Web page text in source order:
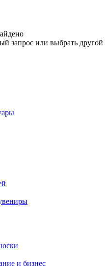
запрос или выбрать другой
и бизнес